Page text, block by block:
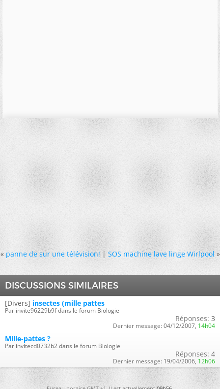
« panne de sur une télévision!|SOS machine lave linge Wirlpool »
DISCUSSIONS SIMILAIRES
[Divers] insectes (mille pattes
Par invite96229b9f dans le forum Biologie
Réponses: 3
Dernier message: 04/12/2007, 14h04
Mille-pattes ?
Par invitecd0732b2 dans le forum Biologie
Réponses: 4
Dernier message: 19/04/2006, 12h06